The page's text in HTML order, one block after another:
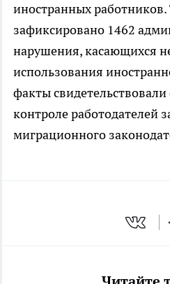
иностранных работников.
зафиксировано 1462
нарушения, касающихся
использования
факты
контроле работодателей
миграционного